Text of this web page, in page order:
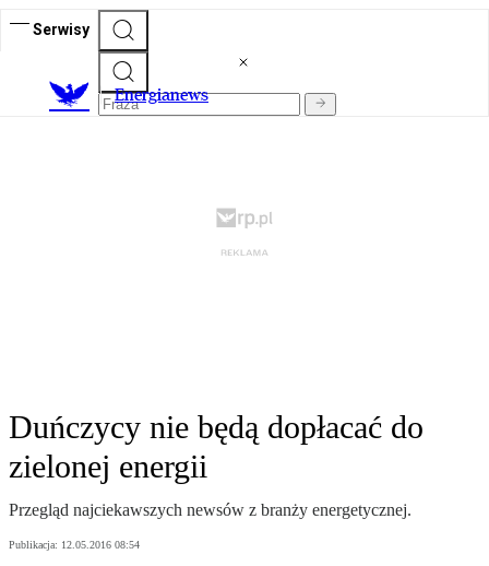
Serwisy
Energianews
Duńczycy nie będą dopłacać do
zielonej energii
Przegląd najciekawszych newsów z branży energetycznej.
Publikacja: 12.05.2016 08:54